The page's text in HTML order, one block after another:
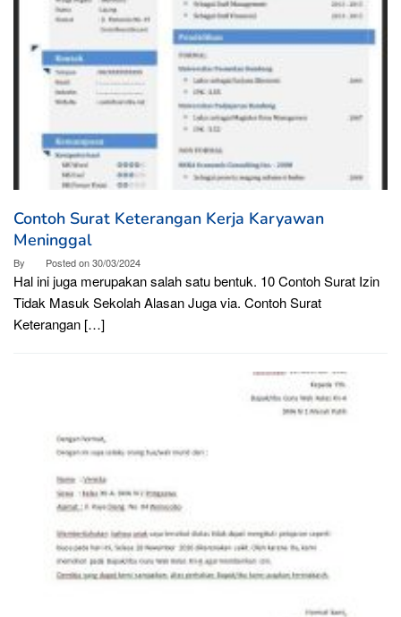
Contoh Surat Keterangan Kerja Karyawan
Meninggal
By Posted on30/03/2024
Hal ini juga merupakan salah satu bentuk. 10 Contoh Surat Izin
Tidak Masuk Sekolah Alasan Juga via. Contoh Surat
Keterangan […]